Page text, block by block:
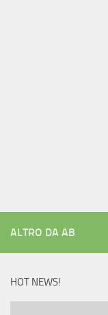
ALTRO DA AB
HOT NEWS!